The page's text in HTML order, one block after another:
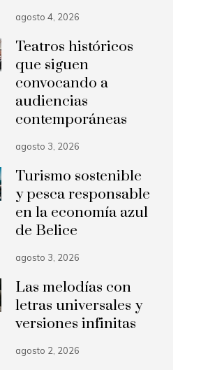
agosto 4, 2026
Teatros históricos
que siguen
convocando a
audiencias
contemporáneas
agosto 3, 2026
Turismo sostenible
y pesca responsable
en la economía azul
de Belice
agosto 3, 2026
Las melodías con
letras universales y
versiones infinitas
agosto 2, 2026